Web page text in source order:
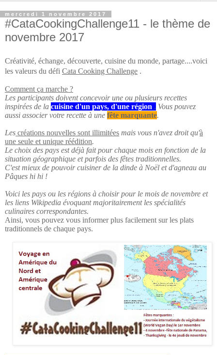
mercredi 1 novembre 2017
#CataCookingChallenge11 - le thème de
novembre 2017
Créativité, échange, découverte, cuisine du monde, partage....voici
les valeurs du défi Cata Cooking Challenge .
Comment ça marche ?
Les participants doivent concevoir une ou plusieurs recettes
inspirées de la cuisine d'un pays, d'une région . Vous pouvez
aussi associer votre recette à une fête marquante.
Les créations nouvelles sont illimitées mais vous n'avez droit qu'à
une seule et unique réédition.
Le choix des pays est déjà fait pour chaque mois en fonction de la
situation géographique et parfois des fêtes traditionnelles.
C'est mieux de pouvoir cuisiner de la dinde à Noël et d'agneau au
Pâques hi hi !
Voici les pays ou les régions à choisir pour le mois de novembre et
les liens Wikipedia évoquant majoritairement les spécialités
culinaires correspondantes.
Ainsi, vous pouvez vous informer plus facilement sur les plats
traditionnels de chaque pays.